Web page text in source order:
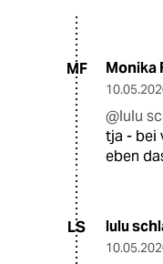
MF Monika
@lulu
tja - bei
eben
LS lulu